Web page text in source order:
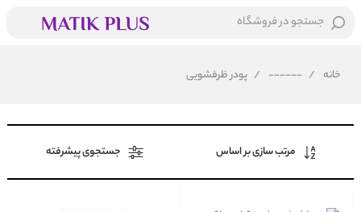
جستجو در فروشگاه
خانه /
------
/ پودر ظرفشویی
مرتب سازی بر اساس جستجوی پیشرفته